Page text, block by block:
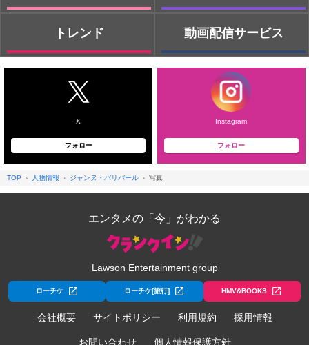
トレンド 動画配信サービス
X
フォロー
Instagram
フォロー
TOP 人物情報 ジャンヌ・バリバール 写真
エンタメの「今」がわかる
Lawson Entertainment group
ローチケ ローチケ[旅行] HMV&BOOKS
会社概要 サイトポリシー 利用規約 採用情報
お問い合わせ 個人情報保護方針